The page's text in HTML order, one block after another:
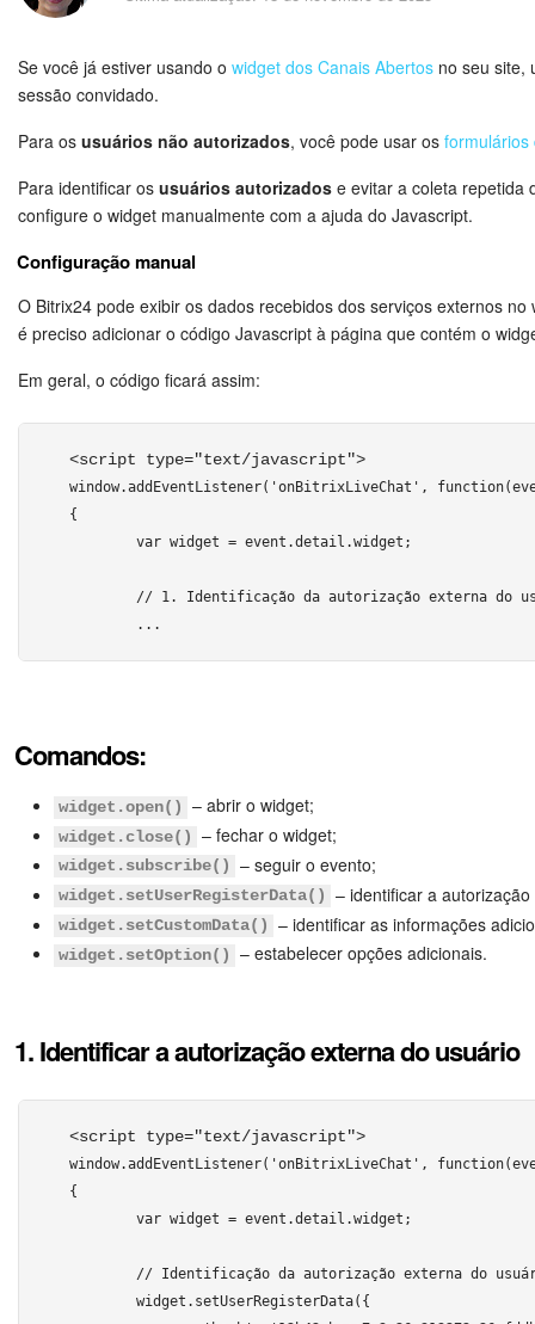
Segurança
Como Começar?
Messenger
Calendário
E-mail
Grupos de trabalho
Tarefas e Projetos
Contact Center
Telefonia
CRM + Loja On-line
Sales Center
Criador de BI
Loja On-line
Se você já estiver usando o widget dos Canais Abertos no seu site,
sessão convidado.
Para os usuários não autorizados, você pode usar os formulários
Para identificar os usuários autorizados e evitar a coleta repetida
configure o widget manualmente com a ajuda do Javascript.
Configuração manual
O Bitrix24 pode exibir os dados recebidos dos serviços externos
é preciso adicionar o código Javascript à página que contém o
Em geral, o código ficará assim:
<script type="text/javascript">
window.addEventListener('onBitrixLiveChat',
{
	// 3. Processamento dos eventos
});
</script>
Comandos:
widget.open() – abrir o widget;
widget.close() – fechar o widget;
widget.subscribe() – seguir o evento;
widget.setUserRegisterData() – identificar a
widget.setCustomData() – identificar as informações
widget.setOption() – estabelecer opções adicionais.
1. Identificar a autorização externa do usuário
<script type="text/javascript">
window.addEventListener('onBitrixLiveChat',
{